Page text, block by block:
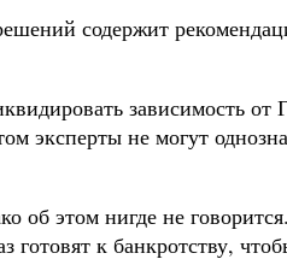
содержит
зависимость
эксперты не могут
об этом нигде не
к банкротству,